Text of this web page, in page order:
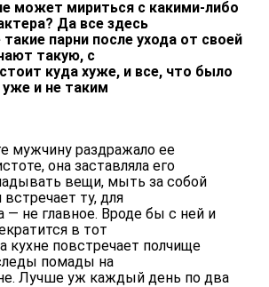
может мириться с какими-либо
Да все здесь
парни после ухода от своей
такую, с
куда хуже, и все, что было
и не таким
мужчину раздражало ее
она заставляла его
вещи, мыть за собой
ту, для
— не главное. Вроде бы с ней и
в тот
кухне повстречает полчище
помады на
Лучше уж каждый день по два